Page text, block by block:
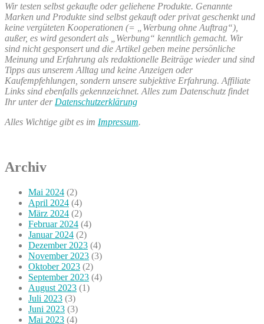
Wir testen selbst gekaufte oder geliehene Produkte. Genannte
Marken und Produkte sind selbst gekauft oder privat geschenkt und
keine vergüteten Kooperationen (= „Werbung ohne Auftrag“),
außer, es wird gesondert als „Werbung“ kenntlich gemacht. Wir
sind nicht gesponsert und die Artikel geben meine persönliche
Meinung und Erfahrung als redaktionelle Beiträge wieder und sind
Tipps aus unserem Alltag und keine Anzeigen oder
Kaufempfehlungen, sondern unsere subjektive Erfahrung. Affiliate
Links sind ebenfalls gekennzeichnet. Alles zum Datenschutz findet
Ihr unter der Datenschutzerklärung
Alles Wichtige gibt es im Impressum.
Archiv
Mai 2024 (2)
April 2024 (4)
März 2024 (2)
Februar 2024 (4)
Januar 2024 (2)
Dezember 2023 (4)
November 2023 (3)
Oktober 2023 (2)
September 2023 (4)
August 2023 (1)
Juli 2023 (3)
Juni 2023 (3)
Mai 2023 (4)